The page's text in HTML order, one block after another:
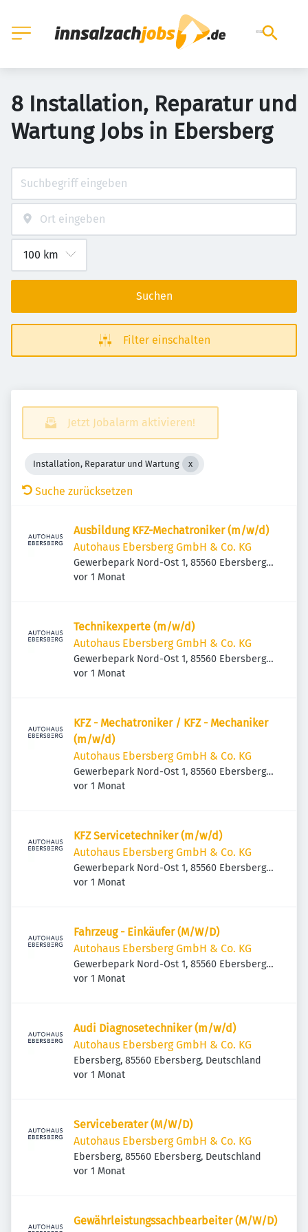
8 Installation, Reparatur und
Wartung Jobs in Ebersberg
Suchen
Filter einschalten
Jetzt Jobalarm aktivieren!
Installation, Reparatur und Wartung
Suche zurücksetzen
Ausbildung KFZ-Mechatroniker (m/w/d)
Autohaus Ebersberg GmbH & Co. KG
Gewerbepark Nord-Ost 1, 85560 Ebersberg,
Deutschland
Veröffentlicht
vor 1 Monat
Technikexperte (m/w/d)
Autohaus Ebersberg GmbH & Co. KG
Gewerbepark Nord-Ost 1, 85560 Ebersberg,
Deutschland
Veröffentlicht
vor 1 Monat
KFZ - Mechatroniker / KFZ - Mechaniker
(m/w/d)
Autohaus Ebersberg GmbH & Co. KG
Gewerbepark Nord-Ost 1, 85560 Ebersberg,
Deutschland
Veröffentlicht
vor 1 Monat
KFZ Servicetechniker (m/w/d)
Autohaus Ebersberg GmbH & Co. KG
Gewerbepark Nord-Ost 1, 85560 Ebersberg,
Deutschland
Veröffentlicht
vor 1 Monat
Fahrzeug - Einkäufer (M/W/D)
Autohaus Ebersberg GmbH & Co. KG
Gewerbepark Nord-Ost 1, 85560 Ebersberg,
Deutschland
Veröffentlicht
vor 1 Monat
Audi Diagnosetechniker (m/w/d)
Autohaus Ebersberg GmbH & Co. KG
Ebersberg, 85560 Ebersberg, Deutschland
Veröffentlicht
vor 1 Monat
Serviceberater (M/W/D)
Autohaus Ebersberg GmbH & Co. KG
Ebersberg, 85560 Ebersberg, Deutschland
Veröffentlicht
vor 1 Monat
Gewährleistungssachbearbeiter (M/W/D)